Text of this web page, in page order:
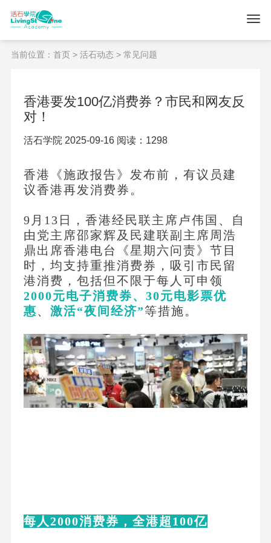
当前位置： 首页> 活石动态> 常见问题
香港要发100亿消费券？市民和网友反
对！
活石学院 2025-09-16 阅读：1298
香港《施政报告》发布前，有议员建
议香港再发消费券。
9月13日，香港经民联主席卢伟国、自
由党主席邵家辉及民建联副主席周浩
鼎出席香港电台《星期六问责》节目
时，均支持重推消费券，吸引市民留
港消费，包括但不限于每人可申领
2000元电子消费券、30元电影票优
惠、 激活“夜间经济”等措施。
每人 2000消费券，全港超100亿